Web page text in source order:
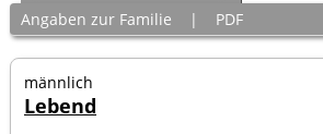
Angaben zur Familie | PDF
männlich
Lebend